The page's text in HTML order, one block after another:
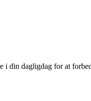
i din dagligdag for at